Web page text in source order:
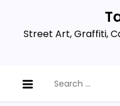
contentStreet Art, Graffiti,
for: